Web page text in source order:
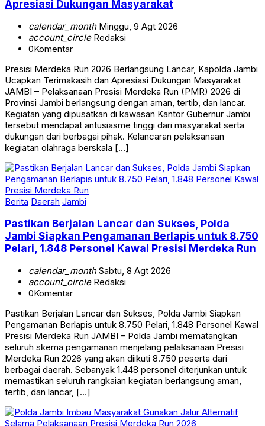
account_circleRedaksi
0Komentar
Ucapkan Terimakasih dan Apresiasi Dukungan Masyarakat
JAMBI – Pelaksanaan Presisi Merdeka Run (PMR) 2026 di
Provinsi Jambi berlangsung dengan aman, tertib, dan lancar.
Kegiatan yang dipusatkan di kawasan Kantor Gubernur Jambi
tersebut mendapat antusiasme tinggi dari masyarakat serta
dukungan dari berbagai pihak. Kelancaran pelaksanaan
kegiatan olahraga berskala […]
Berita Daerah Jambi
Jambi Siapkan Pengamanan Berlapis untuk 8.750
Pelari, 1.848 Personel Kawal Presisi Merdeka Run
account_circleRedaksi
0Komentar
Pengamanan Berlapis untuk 8.750 Pelari, 1.848 Personel Kawal
Presisi Merdeka Run JAMBI – Polda Jambi mematangkan
seluruh skema pengamanan menjelang pelaksanaan Presisi
Merdeka Run 2026 yang akan diikuti 8.750 peserta dari
berbagai daerah. Sebanyak 1.448 personel diterjunkan untuk
memastikan seluruh rangkaian kegiatan berlangsung aman,
tertib, dan lancar, […]
Berita Daerah Jambi